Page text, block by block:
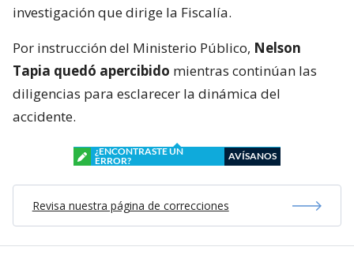
investigación que dirige la Fiscalía.
Por instrucción del Ministerio Público, Nelson
Tapia quedó apercibido mientras continúan las
diligencias para esclarecer la dinámica del
accidente.
¿ENCONTRASTE UN
ERROR?
AVÍSANOS
Revisa nuestra página de correcciones